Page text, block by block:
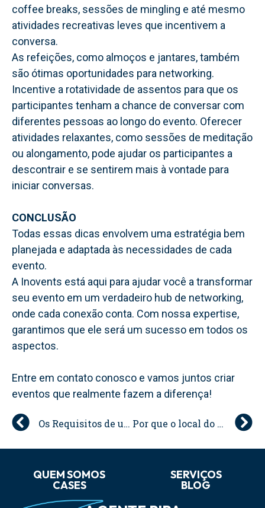
coffee breaks, sessões de mingling e até mesmo
atividades recreativas leves que incentivem a
conversa.
As refeições, como almoços e jantares, também
são ótimas oportunidades para networking.
Incentive a rotatividade de assentos para que os
participantes tenham a chance de conversar com
diferentes pessoas ao longo do evento. Oferecer
atividades relaxantes, como sessões de meditação
ou alongamento, pode ajudar os participantes a
descontrair e se sentirem mais à vontade para
iniciar conversas.
CONCLUSÃO
Todas essas dicas envolvem uma estratégia bem
planejada e adaptada às necessidades de cada
evento.
A Inovents está aqui para ajudar você a transformar
seu evento em um verdadeiro hub de networking,
onde cada conexão conta. Com nossa expertise,
garantimos que ele será um sucesso em todos os
aspectos.
Entre em contato conosco e vamos juntos criar
eventos que realmente fazem a diferença!
Os Requisitos de um bom Plano de Gestão de Crises de Evento Por que o local do evento é tão importante?
QUEM SOMOS SERVIÇOS
CASES BLOG